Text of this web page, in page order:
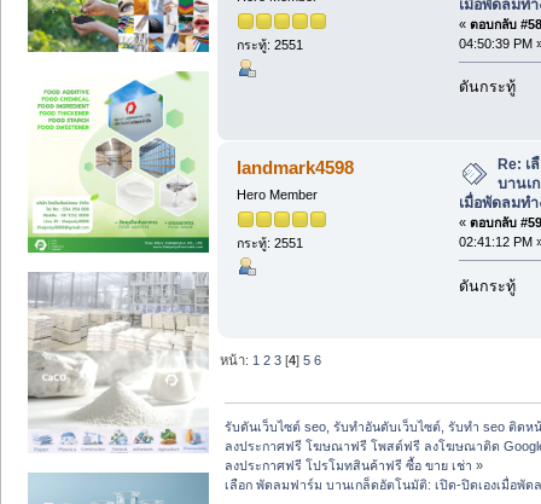
กระทู้: 2551
เมื่อพัดลมท
« ตอบกลับ
04:50:39 PM
ดันกระทู้
landmark4598
Hero Member
กระทู้: 2551
Re: เ
บานเ
เมื่อพัดลมท
« ตอบกลับ
02:41:12 PM
ดันกระทู้
หน้า: 1 2 3 [4]5 6
รับดันเว็บไซต์ seo, รับทำอันดับเว็บไซต์, รับทำ seo ติดห
ลงประกาศฟรี โฆษณาฟรี โพสต์ฟรี ลงโฆษณาติด
ลงประกาศฟรี โปรโมทสินค้าฟรี ซื้อ ขาย เช่า »
เลือก พัดลมฟาร์ม บานเกล็ดอัตโนมัติ: เปิด-ปิดเองเมื่อพัด